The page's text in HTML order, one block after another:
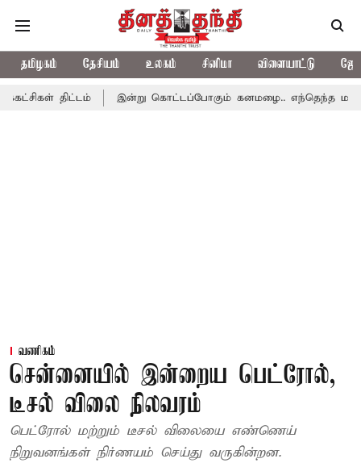
தமிழகம் தேசியம் உலகம் சினிமா விளையாட்டு
இன்று கொட்டப்போகும் கனமழை.. எந்தெந்த மாவட்டங்களில்
வணிகம்
சென்னையில் இன்றைய பெட்ரோல்,
டீசல் விலை நிலவரம்
பெட்ரோல் மற்றும் டீசல் விலையை எண்ணெய்
நிறுவனங்கள் நிர்ணயம் செய்து வருகின்றன.